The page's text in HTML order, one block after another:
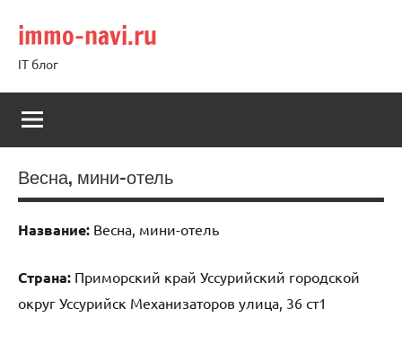
содержимому
immo-navi.ru
IT блог
Весна, мини-отель
Название: Весна, мини-отель
Страна: Приморский край Уссурийский городской
округ Уссурийск Механизаторов улица, 36 ст1